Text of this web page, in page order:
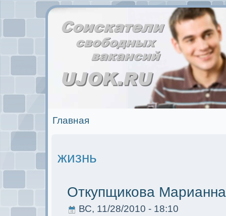
Главная
жизнь
Откупщикова
ВС, 11/28/2010 - 18:10